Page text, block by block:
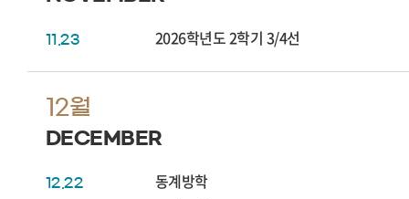
11.23 2026학년도 2학기 3/4선
12월
DECEMBER
12.22 동계방학